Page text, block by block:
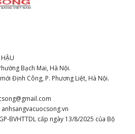
Bạch Mai, Hà Nội.
Định Công, P. Phương Liệt, Hà Nội.
BVHTTDL cấp ngày 13/8/2025 của Bộ